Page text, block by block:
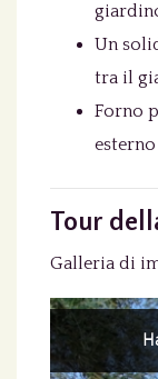
Un
tra il
Forno
esterno
Tour
Galleria di